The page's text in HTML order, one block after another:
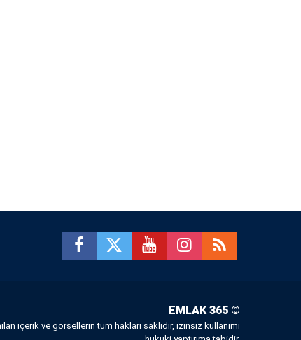
EMLAK 365 ©
içerik ve görsellerin tüm hakları saklıdır, izinsiz kullanımı